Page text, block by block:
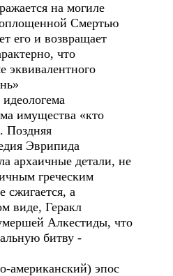
на могиле
Смертью
его и возвращает
что
эквивалентного
имущества «кто
Поздняя
Эврипида
архаичные детали, не
греческим
сжигается, а
виде, Геракл
Алкестиды, что
битву -
американский) эпос